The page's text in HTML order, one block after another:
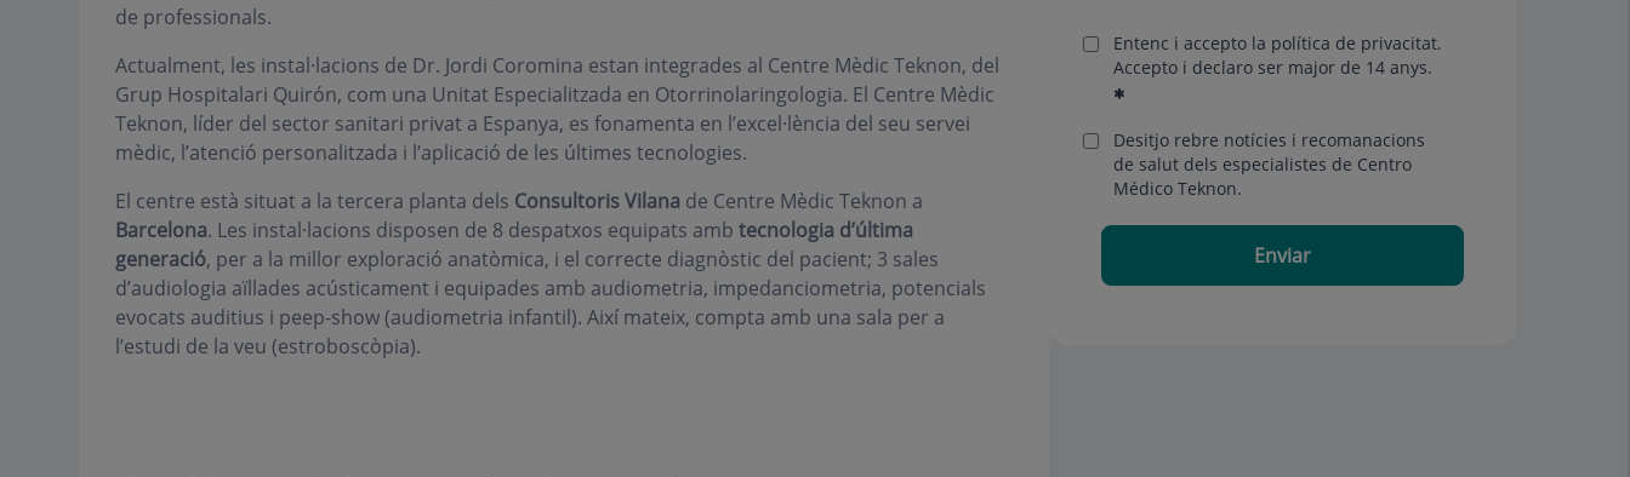
de professionals.
Actualment, les instal·lacions de Dr. Jordi Coromina estan integrades al Centre Mèdic Teknon, del
Grup Hospitalari Quirón, com una Unitat Especialitzada en Otorrinolaringologia. El Centre Mèdic
Teknon, líder del sector sanitari privat a Espanya, es fonamenta en l’excel·lència del seu servei
mèdic, l’atenció personalitzada i l’aplicació de les últimes tecnologies.
El centre està situat a la tercera planta dels Consultoris Vilana de Centre Mèdic Teknon a
Barcelona. Les instal·lacions disposen de 8 despatxos equipats amb tecnologia d’última
generació, per a la millor exploració anatòmica, i el correcte diagnòstic del pacient; 3 sales
d’audiologia aïllades acústicament i equipades amb audiometria, impedanciometria, potencials
evocats auditius i peep-show (audiometria infantil). Així mateix, compta amb una sala per a
l’estudi de la veu (estroboscòpia).
Entenc i accepto la política de privacitat.
Accepto i declaro ser major de 14 anys.
Desitjo rebre notícies i recomanacions
de salut dels especialistes de Centro
Médico Teknon.
Enviar